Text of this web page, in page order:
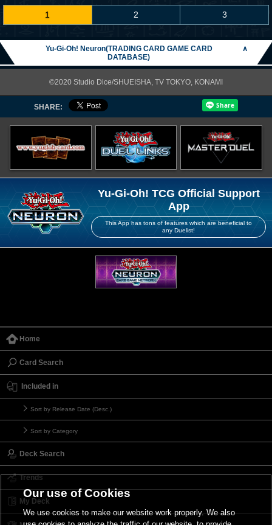
1 2 3
Yu-Gi-Oh! Neuron(TRADING CARD GAME CARD
DATABASE)
∧
©2020 Studio Dice/SHUEISHA, TV TOKYO, KONAMI
SHARE:
Yu-Gi-Oh! TCG Official Support
App
This App has tons of features which are beneficial to
any Duelist!
Home
Card Search
Included in
Sort by Release Date (Desc.)
Sort by Category
Deck Search
Trends
My Deck
Our use of Cookies
We use cookies to make our website work properly. We also